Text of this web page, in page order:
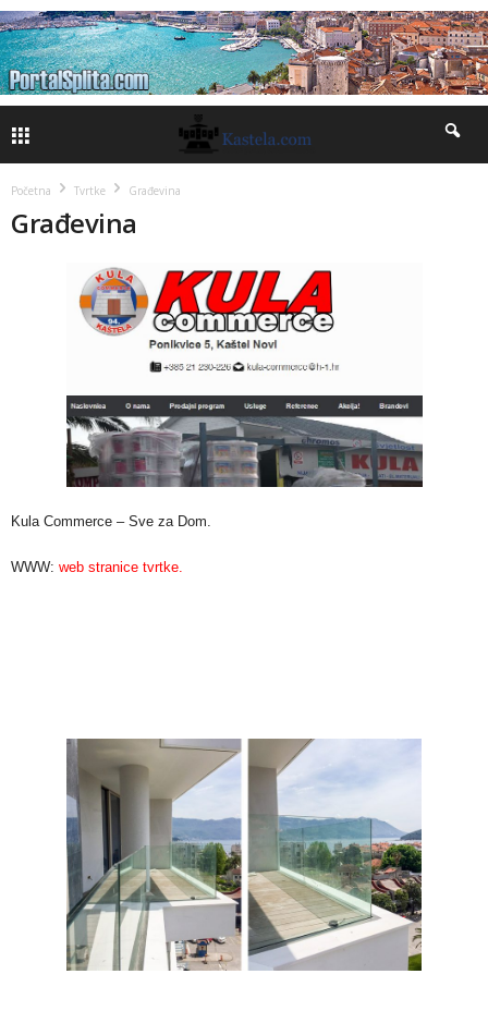
Početna Tvrtke Građevina
Građevina
Kula Commerce – Sve za Dom.
WWW: web stranice tvrtke.